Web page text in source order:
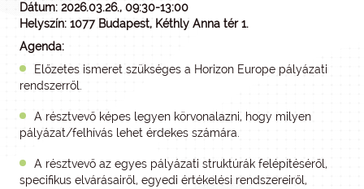
Dátum: 2026.03.26., 09:30-13:00
Helyszín: 1077 Budapest, Kéthly Anna tér 1.
Agenda:
Előzetes ismeret szükséges a Horizon Europe pályázati
rendszerről.
A résztvevő képes legyen körvonalazni, hogy milyen
pályázat/felhívás lehet érdekes számára.
A résztvevő az egyes pályázati struktúrák felépítéséről,
specifikus elvárásairől, egyedi értékelési rendszereiről,